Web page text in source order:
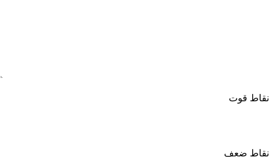
نقاط قوت
نقاط ضعف